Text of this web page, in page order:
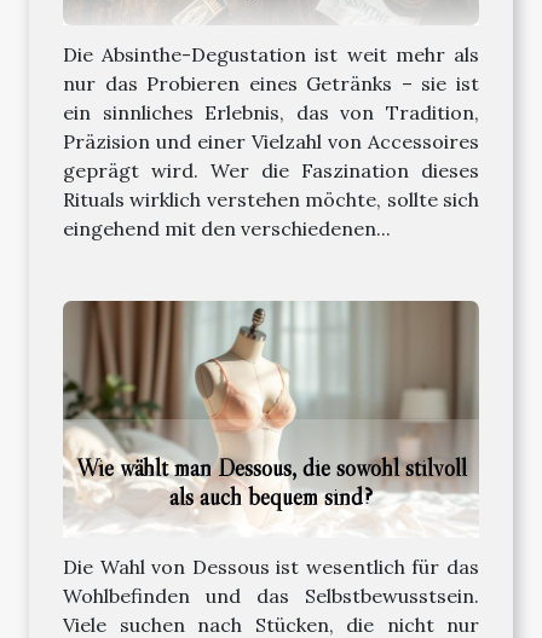
Die Absinthe-Degustation ist weit mehr als
nur das Probieren eines Getränks – sie ist
ein sinnliches Erlebnis, das von Tradition,
Präzision und einer Vielzahl von Accessoires
geprägt wird. Wer die Faszination dieses
Rituals wirklich verstehen möchte, sollte sich
eingehend mit den verschiedenen...
Wie wählt man Dessous, die sowohl stilvoll
als auch bequem sind?
Die Wahl von Dessous ist wesentlich für das
Wohlbefinden und das Selbstbewusstsein.
Viele suchen nach Stücken, die nicht nur